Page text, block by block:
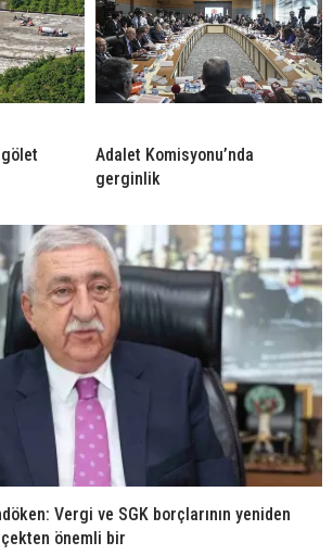
Adalet Komisyonu’nda
gerginlik
Vergi ve SGK borçlarının yeniden
önemli bir